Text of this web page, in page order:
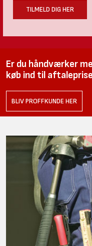
Er du håndværker
køb ind til
BLIV PROFFKUNDE HER